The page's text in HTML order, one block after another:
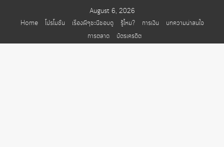
August 6, 2026
Home
โปรโมชั่น เรื่องผีๆชะนีชอบดู รู้ไหม? การเงิน
บทความน่าสนใจ
การตลาด
บัตรเครดิต